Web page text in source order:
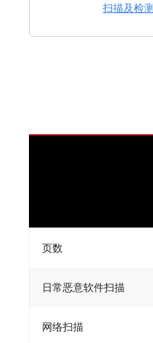
扫描及检测
页数
日常恶意软件扫描
网络扫描